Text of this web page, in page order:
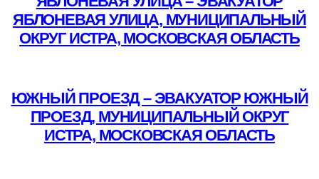
ЯБЛОНЕВАЯ УЛИЦА, МУНИЦИПАЛЬНЫЙ
ОКРУГ ИСТРА, МОСКОВСКАЯ ОБЛАСТЬ
ЮЖНЫЙ ПРОЕЗД – ЭВАКУАТОР ЮЖНЫЙ
ПРОЕЗД, МУНИЦИПАЛЬНЫЙ ОКРУГ
ИСТРА, МОСКОВСКАЯ ОБЛАСТЬ